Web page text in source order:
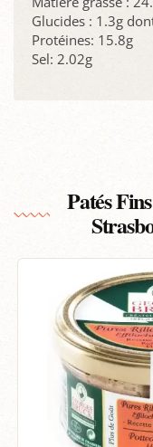
Glucides : 1.3g
Protéines: 15.8g
Sel: 2.02g
Patés